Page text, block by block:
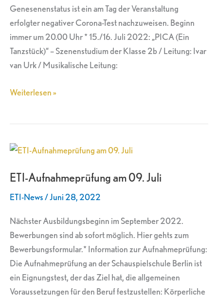
Genesenenstatus ist ein am Tag der Veranstaltung
erfolgter negativer Corona-Test nachzuweisen. Beginn
immer um 20.00 Uhr * 15./16. Juli 2022: „PICA (Ein
Tanzstück)“ – Szenenstudium der Klasse 2b / Leitung: Ivar
van Urk / Musikalische Leitung:
Weiterlesen »
ETI-Aufnahmeprüfung am 09. Juli
ETI-News/Juni 28, 2022
Nächster Ausbildungsbeginn im September 2022.
Bewerbungen sind ab sofort möglich. Hier gehts zum
Bewerbungsformular.* Information zur Aufnahmeprüfung:
Die Aufnahmeprüfung an der Schauspielschule Berlin ist
ein Eignungstest, der das Ziel hat, die allgemeinen
Voraussetzungen für den Beruf festzustellen: Körperliche
ETI-
am